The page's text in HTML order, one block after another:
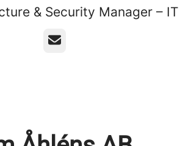
& Security Manager – IT
E-post